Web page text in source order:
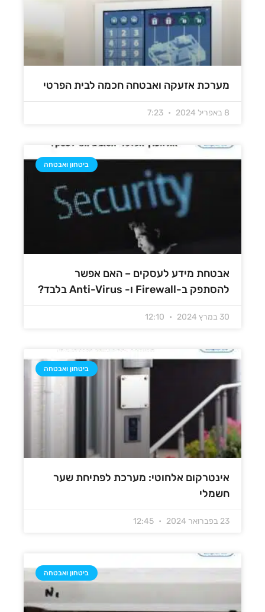
מערכת אזעקה ואבטחה חכמה לבית הפרטי
8 באפריל 2024
ביטחון ואבטחה
אבטחת מידע לעסקים – האם אפשר
להסתפק ב-Firewall ו- Anti-Virus בלבד?
30 במרץ 2024
ביטחון ואבטחה
אינטרקום אלחוטי: מערכת לפתיחת שער
חשמלי
23 בפברואר 2024
ביטחון ואבטחה